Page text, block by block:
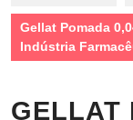
Gellat Pomada
Indústria
GELLAT